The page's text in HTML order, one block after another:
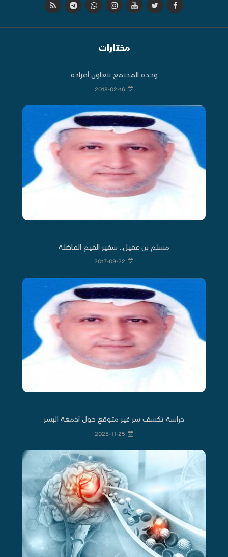
مختارات
وحدة المجتمع بتعاون أفراده
2018-02-16
مسلم بن عقيل.. سفير القيم الفاضلة
2017-09-22
دراسة تكشف سر غير متوقع حول أدمغة البشر
2025-11-25